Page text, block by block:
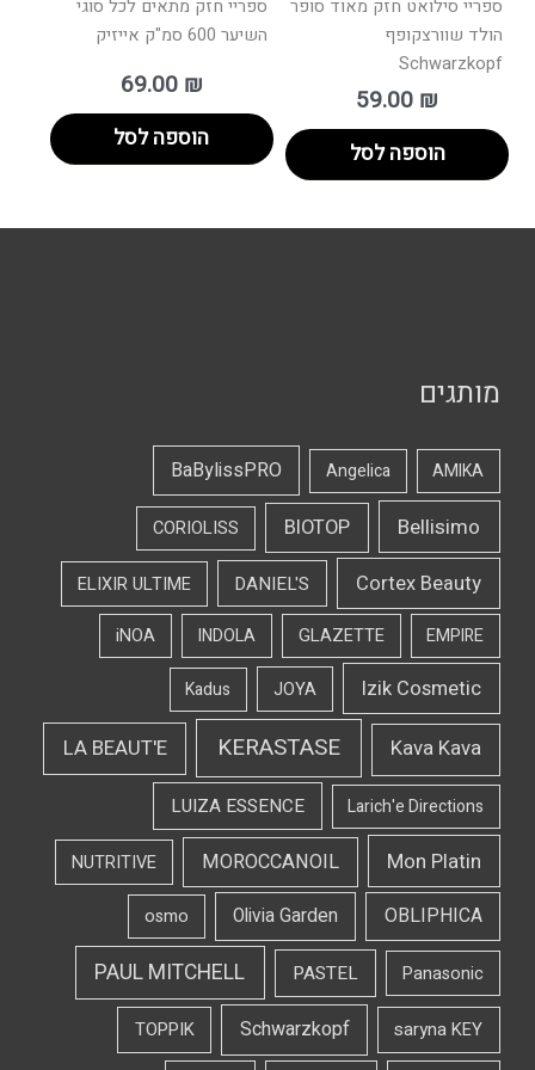
ספריי סילואט חזק מאוד סופר
הולד שוורצקופף
Schwarzkopf
59.00 ₪
הוספה לסל
ספריי חזק מתאים לכל סוגי
השיער 600 סמ"ק אייזיק
69.00 ₪
הוספה לסל
מותגים
AMIKA
Angelica
BaBylissPRO
Bellisimo
BIOTOP
CORIOLISS
Cortex Beauty
DANIEL'S
ELIXIR ULTIME
EMPIRE
GLAZETTE
INDOLA
iNOA
Izik Cosmetic
JOYA
Kadus
Kava Kava
KERASTASE
LA BEAUT'E
Larich'e Directions
LUIZA ESSENCE
Mon Platin
MOROCCANOIL
NUTRITIVE
OBLIPHICA
Olivia Garden
osmo
Panasonic
PASTEL
PAUL MITCHELL
saryna KEY
Schwarzkopf
TOPPIK